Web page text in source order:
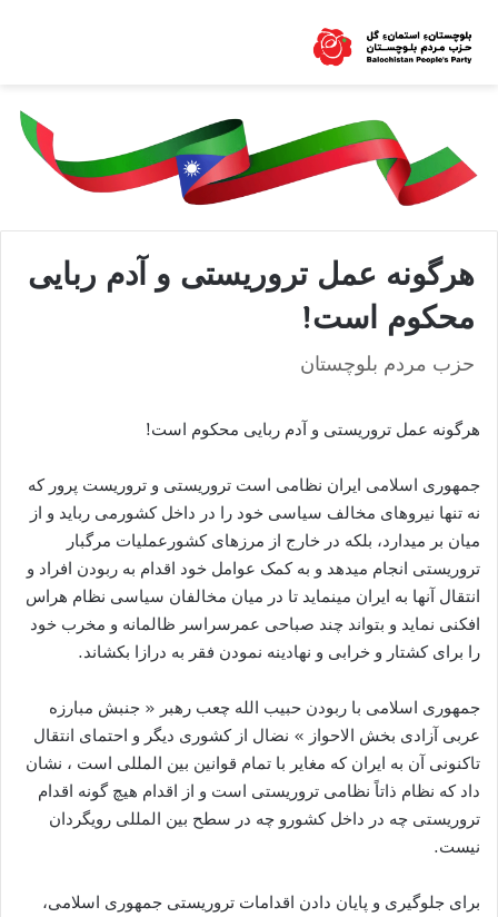
هرگونه عمل تروریستی و آدم ربایی
محکوم است!
حزب مردم بلوچستان
هرگونه عمل تروریستی و آدم ربایی محکوم است!
جمهوری اسلامی ایران نظامی است تروریستی و تروریست پرور که
نه تنها نیروهای مخالف سیاسی خود را در داخل کشورمی رباید و از
میان بر میدارد، بلکه در خارج از مرزهای کشورعملیات مرگبار
تروریستی انجام میدهد و به کمک عوامل خود اقدام به ربودن افراد و
انتقال آنها به ایران مینماید تا در میان مخالفان سیاسی نظام هراس
افکنی نماید و بتواند چند صباحی عمرسراسر ظالمانه و مخرب خود
را برای کشتار و خرابی و نهادینه نمودن فقر به درازا بکشاند.
جمهوری اسلامی با ربودن حبیب الله چعب رهبر «‌ جنبش مبارزه
عربی آزادی بخش الاحواز »‌‌ نضال از کشوری دیگر و احتمای انتقال
تاکنونی آن به ایران که مغایر با تمام قوانین بین المللی است ، نشان
داد که نظام ذاتاً نظامی تروریستی است و از اقدام هیچ گونه اقدام
تروریستی چه در داخل کشورو چه در سطح بین المللی رویگردان
نیست.
برای جلوگیری و پایان دادن اقدامات تروریستی جمهوری اسلامی،